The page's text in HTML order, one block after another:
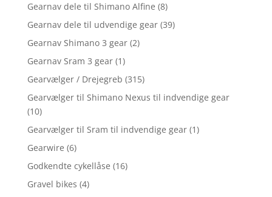
Gearnav dele til Shimano Alfine (8)
Gearnav dele til udvendige gear (39)
Gearnav Shimano 3 gear (2)
Gearnav Sram 3 gear (1)
Gearvælger / Drejegreb (315)
Gearvælger til Shimano Nexus til indvendige gear
(10)
Gearvælger til Sram til indvendige gear (1)
Gearwire (6)
Godkendte cykellåse (16)
Gravel bikes (4)